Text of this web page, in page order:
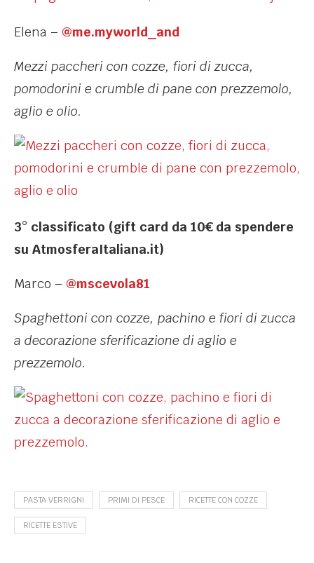
Elena – @me.myworld_and
Mezzi paccheri con cozze, fiori di zucca,
pomodorini e crumble di pane con prezzemolo,
aglio e olio.
3° classificato (gift card da 10€ da spendere
su AtmosferaItaliana.it)
Marco – @mscevola81
Spaghettoni con cozze, pachino e fiori di zucca
a decorazione sferificazione di aglio e
prezzemolo.
PASTA VERRIGNI PRIMI DI PESCE RICETTE CON COZZE
RICETTE ESTIVE